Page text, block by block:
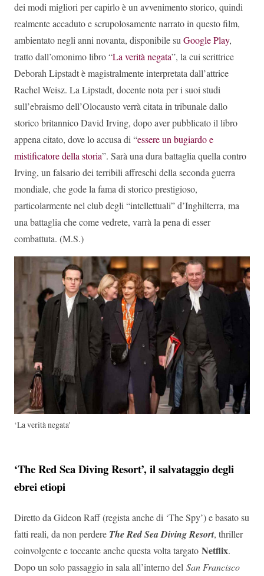
dei modi migliori per capirlo è un avvenimento storico, quindi
realmente accaduto e scrupolosamente narrato in questo film,
ambientato negli anni novanta, disponibile suGoogle Play,
tratto dall’omonimo libro “La verità negata”, la cui scrittrice
Deborah Lipstadt è magistralmente interpretata dall’attrice
Rachel Weisz. La Lipstadt, docente nota per i suoi studi
sull’ebraismo dell’Olocausto verrà citata in tribunale dallo
storico britannico David Irving, dopo aver pubblicato il libro
appena citato, dove lo accusa di “essere un bugiardo e
mistificatore della storia”. Sarà una dura battaglia quella contro
Irving, un falsario dei terribili affreschi della seconda guerra
mondiale, che gode la fama di storico prestigioso,
particolarmente nel club degli “intellettuali” d’Inghilterra, ma
una battaglia che come vedrete, varrà la pena di esser
combattuta. (M.S.)
‘La verità negata’
‘The Red Sea Diving Resort’, il salvataggio degli
ebrei etiopi
Diretto da Gideon Raff (regista anche di ‘The Spy’) e basato su
fatti reali, da non perdere The Red Sea Diving Resort, thriller
coinvolgente e toccante anche questa volta targato Netflix.
Dopo un solo passaggio in sala all’interno del San Francisco